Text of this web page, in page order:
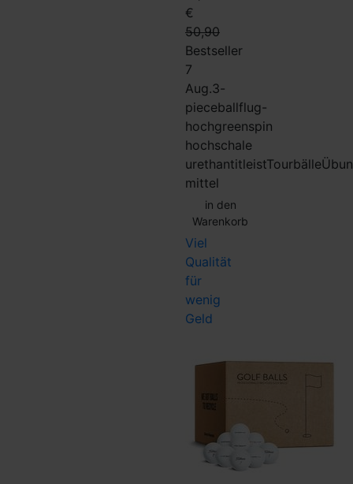
€
50,90
Bestseller
7
Aug.3-
pieceballflug-
hochgreenspin
hochschale
urethantitleistTourbälle
mittel
in den
Warenkorb
Viel
Qualität
für
wenig
Geld